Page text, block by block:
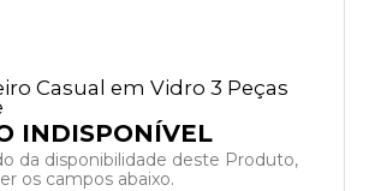
Casual em Vidro 3 Peças
da disponibilidade deste Produto,
os campos abaixo.